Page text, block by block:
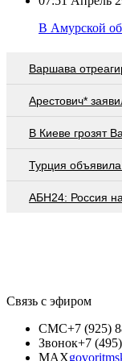
В Амурской
Варшава
Арестович*
В Киеве грозят
Турция
АБН24: Россия
Связь с эфиром
СМС+7 (925)
Звонок+7
MAX